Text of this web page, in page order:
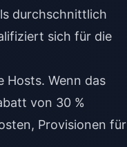
durchschnittlich
sich für die
Hosts. Wenn das
von 30 %
Provisionen für